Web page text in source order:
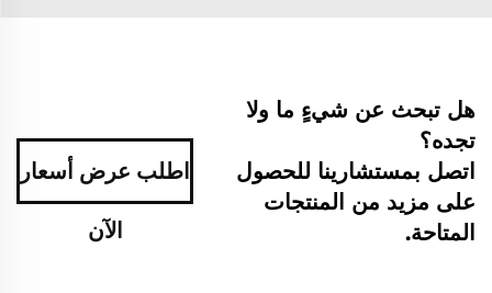
هل تبحث عن شيءٍ ما ولا
تجده؟
اتصل بمستشارينا للحصول
على مزيد من المنتجات
المتاحة.
اطلب عرض أسعار
الآن